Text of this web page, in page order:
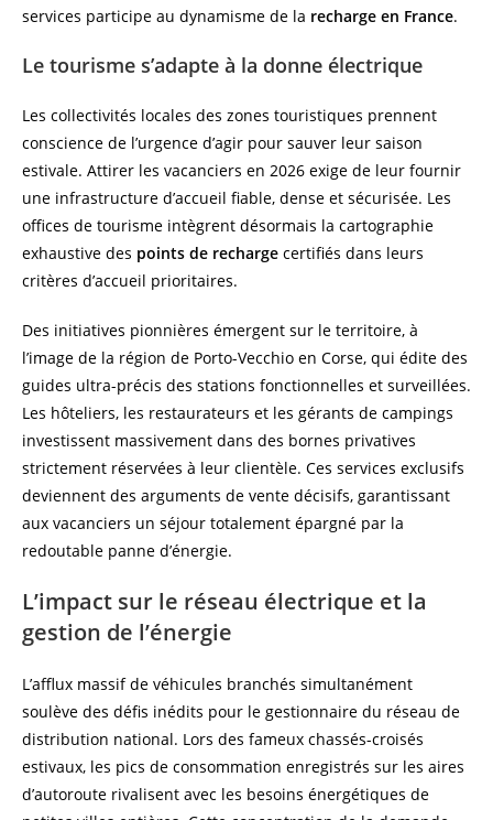
services participe au dynamisme de la recharge en France.
Le tourisme s’adapte à la donne électrique
Les collectivités locales des zones touristiques prennent
conscience de l’urgence d’agir pour sauver leur saison
estivale. Attirer les vacanciers en 2026 exige de leur fournir
une infrastructure d’accueil fiable, dense et sécurisée. Les
offices de tourisme intègrent désormais la cartographie
exhaustive des points de recharge certifiés dans leurs
critères d’accueil prioritaires.
Des initiatives pionnières émergent sur le territoire, à
l’image de la région de Porto-Vecchio en Corse, qui édite des
guides ultra-précis des stations fonctionnelles et surveillées.
Les hôteliers, les restaurateurs et les gérants de campings
investissent massivement dans des bornes privatives
strictement réservées à leur clientèle. Ces services exclusifs
deviennent des arguments de vente décisifs, garantissant
aux vacanciers un séjour totalement épargné par la
redoutable panne d’énergie.
L’impact sur le réseau électrique et la
gestion de l’énergie
L’afflux massif de véhicules branchés simultanément
soulève des défis inédits pour le gestionnaire du réseau de
distribution national. Lors des fameux chassés-croisés
estivaux, les pics de consommation enregistrés sur les aires
d’autoroute rivalisent avec les besoins énergétiques de